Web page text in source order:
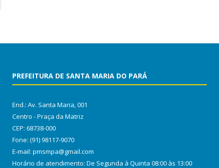
PREFEITURA DE SANTA MARIA DO PARÁ
End.: Av. Santa Maria, 001
Centro - Praça da Matriz
CEP: 68738-000
Fone: (91) 98117-9070
E-mail: pmsmpa@gmail.com
Horário de atendimento: De Segunda à Quinta 08:00 às 13:00